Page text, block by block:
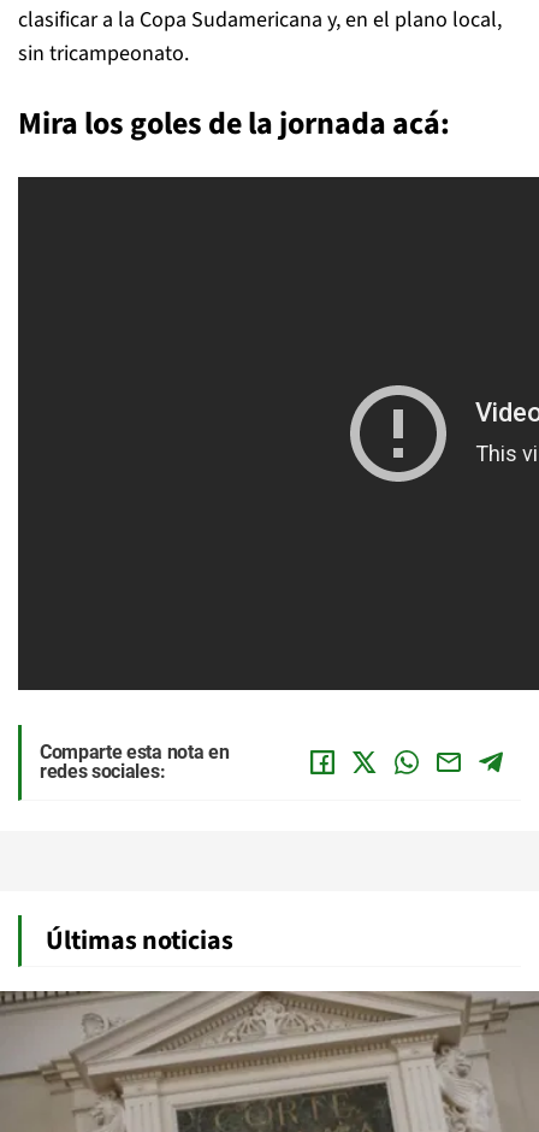
clasificar a la Copa Sudamericana y, en el plano local,
sin tricampeonato.
Mira los goles de la jornada acá:
Comparte esta nota en
redes sociales:
Últimas noticias